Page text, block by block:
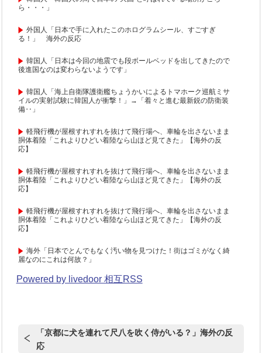
ら・・・」
外国人「日本で手に入れたこのホログラムシール、すごすぎ
る！」 海外の反応
韓国人「日本は今回の地震でも段ボールベッドを出してきたので
後進国なのは変わらないようです」
韓国人「海上自衛隊護衛艦ちょうかいによるトマホーク巡航ミサ
イルの実射試験に韓国人が衝撃！」→「着々と進む最新鋭の防衛装
備‥」
軽飛行機が屋根すれすれを抜けて飛行場へ、車輪を出さないまま
胴体着陸「これよりひどい着陸なら山ほど見てきた」【海外の反
応】
軽飛行機が屋根すれすれを抜けて飛行場へ、車輪を出さないまま
胴体着陸「これよりひどい着陸なら山ほど見てきた」【海外の反
応】
軽飛行機が屋根すれすれを抜けて飛行場へ、車輪を出さないまま
胴体着陸「これよりひどい着陸なら山ほど見てきた」【海外の反
応】
海外「日本でとんでもなく汚い物を見つけた！街はゴミがなく綺
麗なのにこれは何故？」
Powered by livedoor 相互RSS
「京都に犬を連れて尺八を吹く侍がいる？」海外の反
応